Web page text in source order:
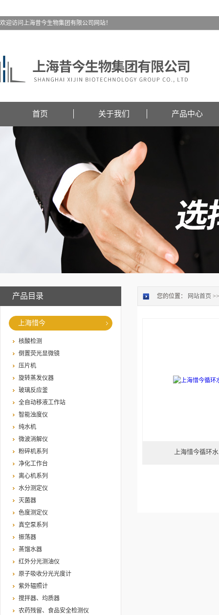
欢迎访问上海昔今生物集团有限公司网站！
首页 关于我们 产品中心
产品目录
上海惜今
核酸检测
倒置荧光显微镜
压片机
旋转蒸发仪器
玻璃反应釜
全自动移液工作站
智能浊度仪
纯水机
微波消解仪
粉碎机系列
净化工作台
离心机系列
水分测定仪
灭菌器
色度测定仪
真空泵系列
振荡器
蒸馏水器
红外分光测油仪
原子吸收分光光度计
紫外辐照计
搅拌器、均质器
农药残留、食品安全检测仪
您的位置： 网站首页
上海惜今循环